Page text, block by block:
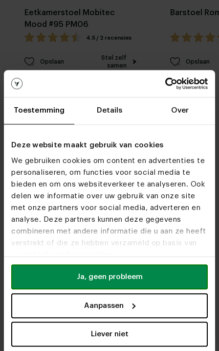
Toestemming Details Over
Deze website maakt gebruik van cookies
We gebruiken cookies om content en advertenties te
personaliseren, om functies voor social media te
bieden en om ons websiteverkeer te analyseren. Ook
delen we informatie over uw gebruik van onze site
met onze partners voor social media, adverteren en
analyse. Deze partners kunnen deze gegevens
combineren met andere informatie die u aan ze heeft
verstrekt of die ze hebben verzameld op basis van
Ja, geen probleem
Aanpassen
Liever niet
Ontdek alle materialen en kleuren van Eetkamerstoel
Dakota
Bekijk alle mogelijkheden en maak jouw keuze
Stel samen in 3D
Eetkamerstoel Mobitec
Mood #95 PM06
4.5 / 2 recensies
Opslaan
Stel zelf
samen
Barstoel
Opslaan
Meubelwinkels
Do we see you soon?
Bezoekonze meubelwinkels